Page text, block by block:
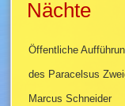
Nächte
Öffentliche
des Paracelsus
Marcus Schneider